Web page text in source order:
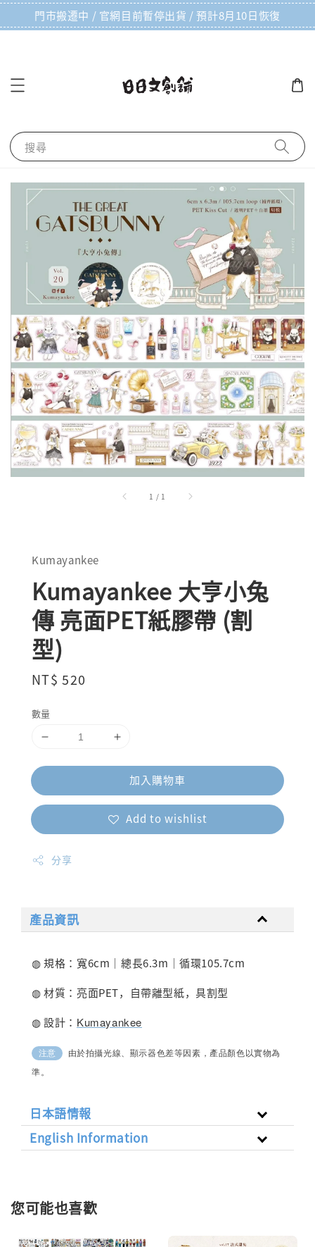
門市搬遷中 / 官網目前暫停出貨 / 預計8月10日恢復
搜尋
1 / 1
Kumayankee
Kumayankee 大亨小兔
傳 亮面PET紙膠帶 (割
型)
Regular
NT$ 520
數量
加入購物車
Add to wishlist
分享
產品資訊
◍ 規格：寬6cm｜總長6.3m｜循環105.7cm
◍ 材質：亮面PET，自帶離型紙，具割型
◍ 設計： Kumayankee
注意
由於拍攝光線、顯示器色差等因素，產品顏色以實物為
準。
日本語情報
English Information
您可能也喜歡